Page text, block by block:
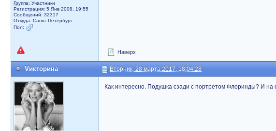
Группа: Участники
Регистрация: 5 Янв 2008, 19:55
Сообщений: 32317
Откуда: Санкт-Петербург
Пол:
Наверх
Vикторина Вторник, 28 марта 2017, 18:04:28
Как интересно. Подушка сзади с портретом Флоринды? И на